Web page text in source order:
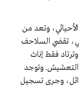
وتعد من
تقضي السلاحف
فقط إناث
التعشيش. وتوجد
وجرى تسجيل